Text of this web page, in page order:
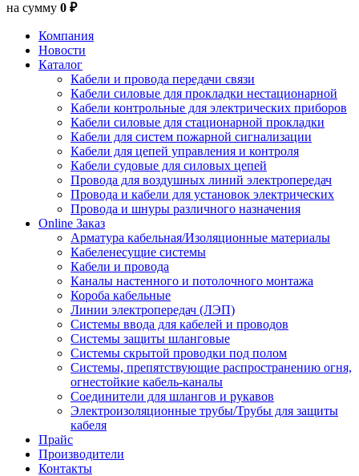
на сумму 0 ₽
Компания
Новости
Каталог
Кабели и провода передачи связи
Кабели силовые для прокладки нестационарной
Кабели контрольные для электрических приборов
Кабели силовые для стационарной прокладки
Кабели для систем пожарной сигнализации
Кабели для цепей управления и контроля
Кабели судовые для силовых цепей
Провода для воздушных линий электропередач
Провода и кабели для установок электрических
Провода и шнуры различного назначения
Online Заказ
Арматура кабельная/Изоляционные материалы
Кабеленесущие системы
Кабели и провода
Каналы настенного и потолочного монтажа
Короба кабельные
Линии электропередач (ЛЭП)
Системы ввода для кабелей и проводов
Системы защиты шланговые
Системы скрытой проводки под полом
Системы, препятствующие распространению огня,
огнестойкие кабель-каналы
Соединители для шлангов и рукавов
Электроизоляционные трубы/Трубы для защиты
кабеля
Прайс
Производители
Контакты